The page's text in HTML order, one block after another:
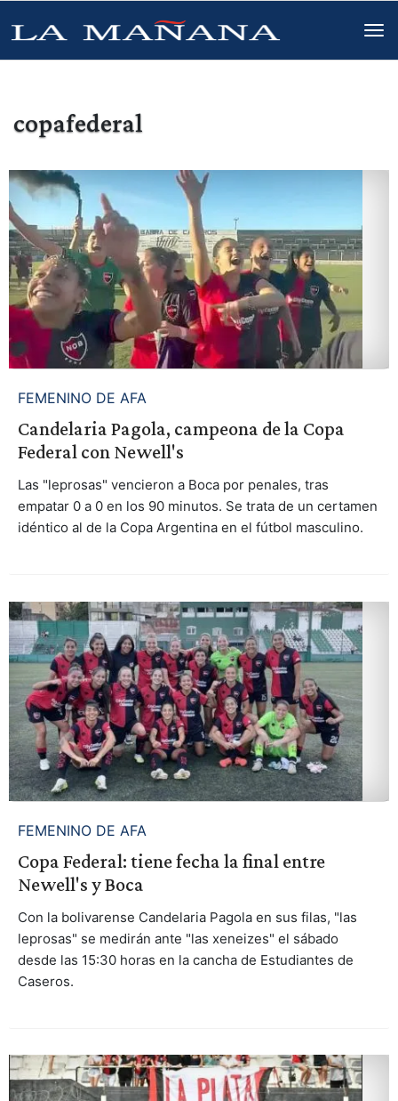
copafederal
FEMENINO DE AFA
Candelaria Pagola, campeona de la Copa
Federal con Newell's
Las "leprosas" vencieron a Boca por penales, tras
empatar 0 a 0 en los 90 minutos. Se trata de un certamen
idéntico al de la Copa Argentina en el fútbol masculino.
FEMENINO DE AFA
Copa Federal: tiene fecha la final entre
Newell's y Boca
Con la bolivarense Candelaria Pagola en sus filas, "las
leprosas" se medirán ante "las xeneizes" el sábado
desde las 15:30 horas en la cancha de Estudiantes de
Caseros.